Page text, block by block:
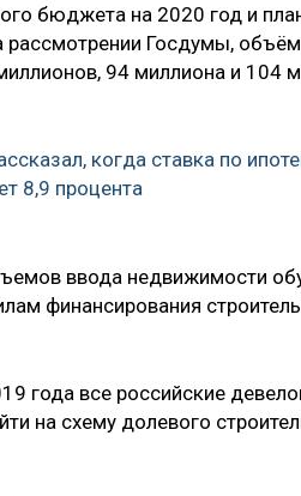
бюджета на 2020 год и
рассмотрении Госдумы,
94 миллиона и 104
когда ставка по
8,9 процента
ввода недвижимости
финансирования
года все российские
на схему долевого